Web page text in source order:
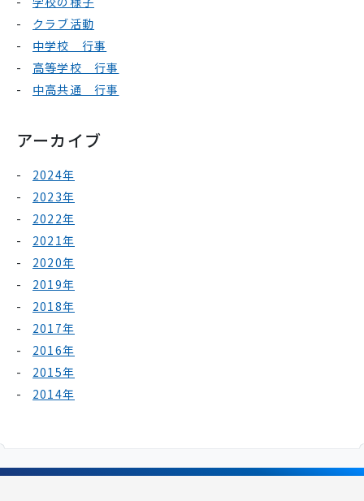
クラブ活動
中学校 行事
高等学校 行事
中高共通 行事
アーカイブ
2024年
2023年
2022年
2021年
2020年
2019年
2018年
2017年
2016年
2015年
2014年